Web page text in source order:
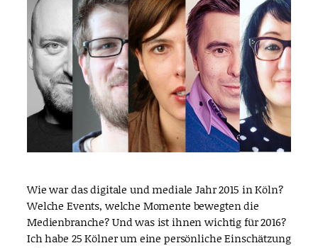
Wie war das digitale und mediale Jahr 2015 in Köln?
Welche Events, welche Momente bewegten die
Medienbranche? Und was ist ihnen wichtig für 2016?
Ich habe 25 Kölner um eine persönliche Einschätzung